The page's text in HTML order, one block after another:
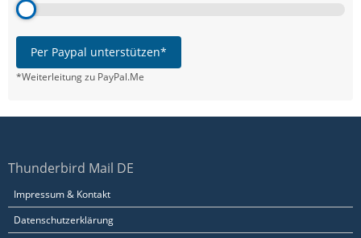
Per Paypal unterstützen*
*Weiterleitung zu PayPal.Me
Thunderbird Mail DE
Impressum & Kontakt
Datenschutzerklärung